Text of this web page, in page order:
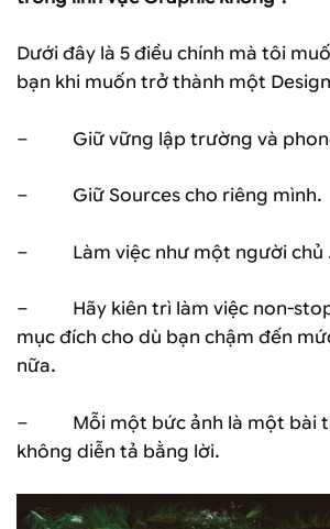
Dưới đây là 5 điều chính mà tôi
bạn khi muốn trở thành một
– Giữ vững lập trường và
– Giữ Sources cho riêng mình.
– Làm việc như một người chủ
– Hãy kiên trì làm việc non-stop
mục đích cho dù bạn chậm đến
nữa.
– Mỗi một bức ảnh là một bài
không diễn tả bằng lời.